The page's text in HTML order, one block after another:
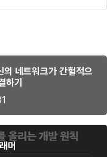
네트워크가 간헐적으
하기
머